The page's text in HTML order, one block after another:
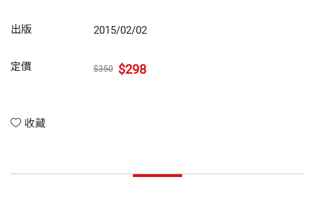
出版 2015/02/02
定價 $350 $298
收藏